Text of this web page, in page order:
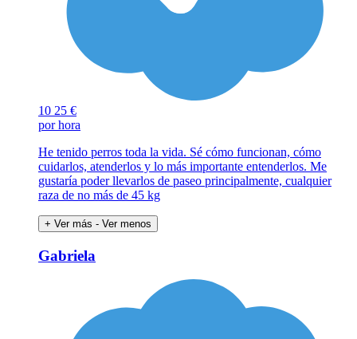
10 25 €
por hora
He tenido perros toda la vida. Sé cómo funcionan, cómo
cuidarlos, atenderlos y lo más importante entenderlos. Me
gustaría poder llevarlos de paseo principalmente, cualquier
raza de no más de 45 kg
+ Ver más - Ver menos
Gabriela